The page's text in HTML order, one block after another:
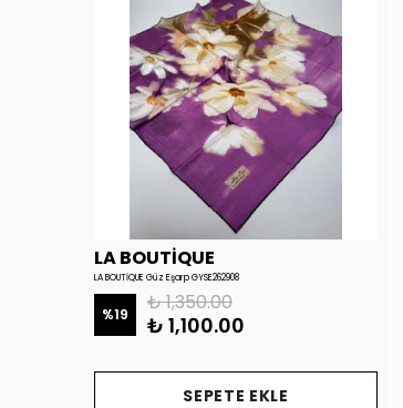
LA BOUTİQUE
LA BOUTİQUE Güz Eşarp GYSE262908
%19 ₺ 1,350.00
₺ 1,100.00
SEPETE EKLE